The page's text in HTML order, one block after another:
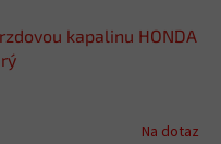
kapalinu HONDA
Na dotaz